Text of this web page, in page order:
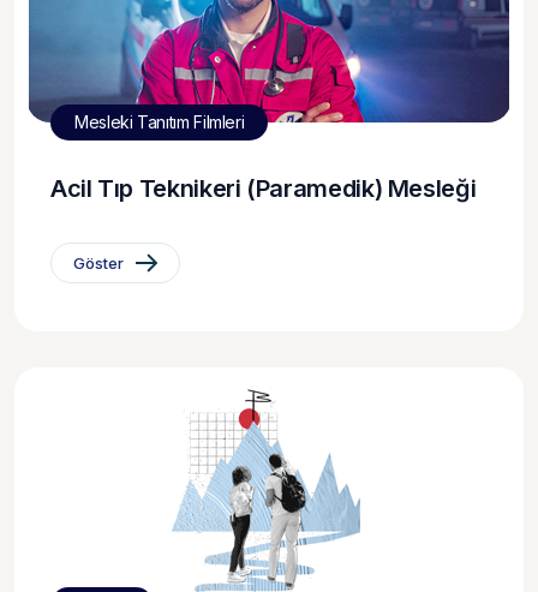
Mesleki Tanıtım Filmleri
Acil Tıp Teknikeri (Paramedik) Mesleği
Göster